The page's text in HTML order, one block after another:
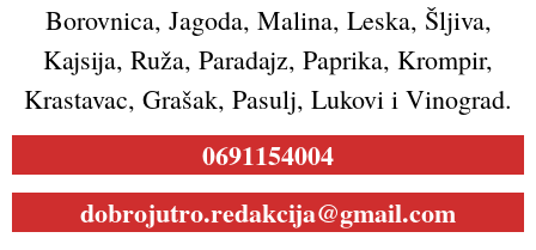
Borovnica, Jagoda, Malina, Leska, Šljiva,
Kajsija, Ruža, Paradajz, Paprika, Krompir,
Krastavac, Grašak, Pasulj, Lukovi i Vinograd.
0691154004
dobrojutro.redakcija@gmail.com